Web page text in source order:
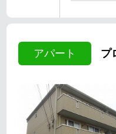
アパート プ